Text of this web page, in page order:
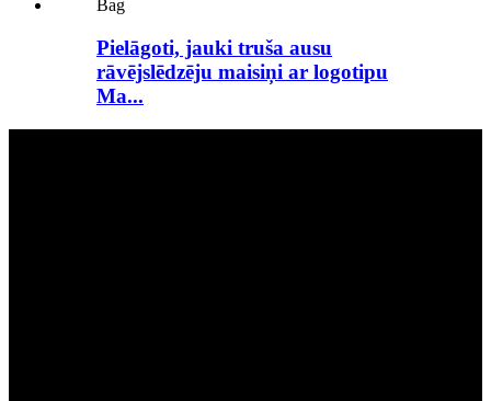
Pielāgoti, jauki truša ausu
rāvējslēdzēju maisiņi ar logotipu
Ma...